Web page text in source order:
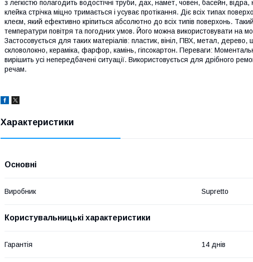
з легкістю полагодить водостічні труби, дах, намет, човен, басейн,
клейка стрічка міцно тримається і усуває протікання. Діє всіх типах
клеєм, який ефективно кріпиться абсолютно до всіх типів поверхонь.
температури повітря та погодних умов. Його можна використовувати на
Застосовується для таких матеріалів: пластик, вініл, ПВХ, метал, дерево,
скловолокно, кераміка, фарфор, камінь, гіпсокартон. Переваги:
вирішить усі непередбачені ситуації. Використовується для дрібного
речам.
Характеристики
Основні
Виробник Supretto
Користувальницькі характеристики
Гарантія 14 днів